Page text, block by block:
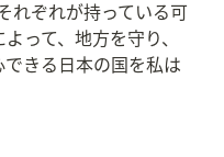
れぞれが持っている可
って、地方を守り、
きる日本の国を私は